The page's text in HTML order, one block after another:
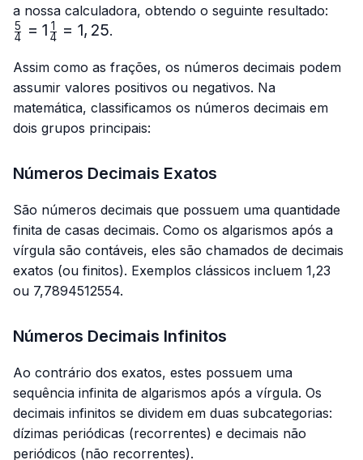
a nossa calculadora, obtendo o seguinte resultado:
4
5 = 1 4
1 = 1, 25.
Assim como as frações, os números decimais podem
assumir valores positivos ou negativos. Na
matemática, classificamos os números decimais em
dois grupos principais:
Números Decimais Exatos
São números decimais que possuem uma quantidade
finita de casas decimais. Como os algarismos após a
vírgula são contáveis, eles são chamados de decimais
exatos (ou finitos). Exemplos clássicos incluem 1,23
ou 7,7894512554.
Números Decimais Infinitos
Ao contrário dos exatos, estes possuem uma
sequência infinita de algarismos após a vírgula. Os
decimais infinitos se dividem em duas subcategorias:
dízimas periódicas (recorrentes) e decimais não
periódicos (não recorrentes).